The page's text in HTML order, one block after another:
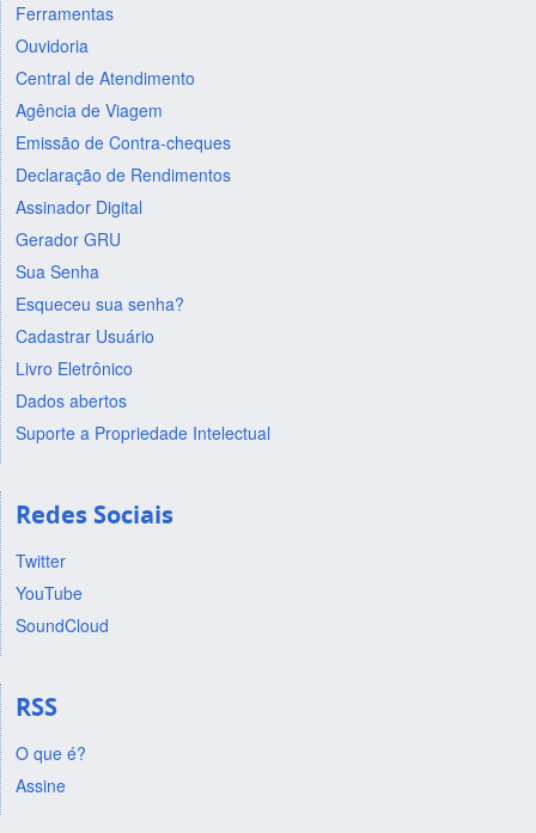
Ferramentas
Ouvidoria
Central de Atendimento
Agência de Viagem
Emissão de Contra-cheques
Declaração de Rendimentos
Assinador Digital
Gerador GRU
Sua Senha
Esqueceu sua senha?
Cadastrar Usuário
Livro Eletrônico
Dados abertos
Suporte a Propriedade Intelectual
Redes Sociais
Twitter
YouTube
SoundCloud
RSS
O que é?
Assine